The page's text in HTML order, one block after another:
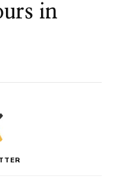
in